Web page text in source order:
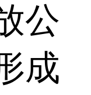
公
成